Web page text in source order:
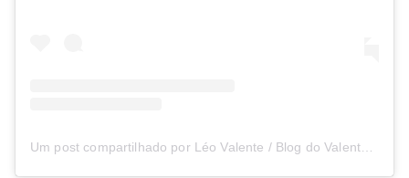
Um post compartilhado por Léo Valente / Blog do Valente (@blogdovalenteoficial)